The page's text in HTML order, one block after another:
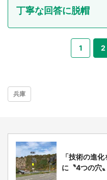
丁寧な回答に脱帽
1 2
兵庫
「技術の進
に〝4つの穴